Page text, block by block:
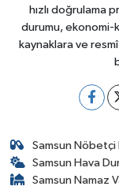
hızlı doğrulama
durumu, ekonomi-
kaynaklara ve
Samsun Nöbetçi
Samsun Hava
Samsun Namaz